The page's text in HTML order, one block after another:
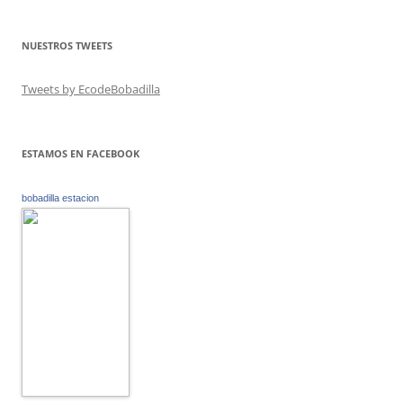
NUESTROS TWEETS
Tweets by EcodeBobadilla
ESTAMOS EN FACEBOOK
bobadilla estacion